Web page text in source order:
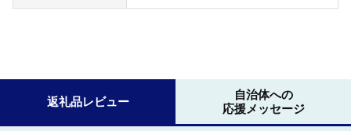
返礼品レビュー
自治体への
応援メッセージ